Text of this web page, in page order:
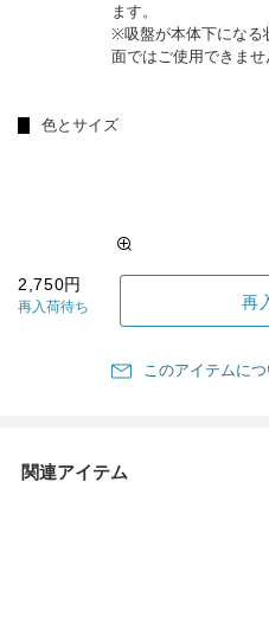
ます。
※吸盤が本体下になる
面ではご使用できませ
色とサイズ
2,750円
再入荷待ち 再
このアイテムに
関連アイテム